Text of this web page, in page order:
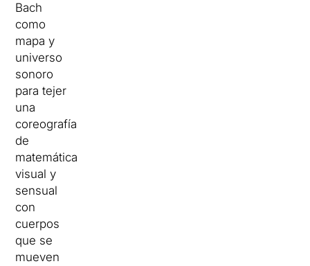
Bach
como
mapa y
universo
sonoro
para tejer
una
coreografía
de
matemática
visual y
sensual
con
cuerpos
que se
mueven